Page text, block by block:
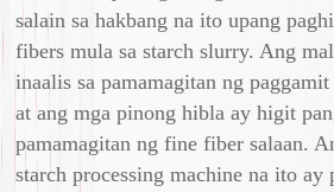
salain sa hakbang na ito upang
fibers mula sa starch slurry. Ang
inaalis sa pamamagitan ng
at ang mga pinong hibla ay higit
pamamagitan ng fine fiber salaan.
starch processing machine na ito ay